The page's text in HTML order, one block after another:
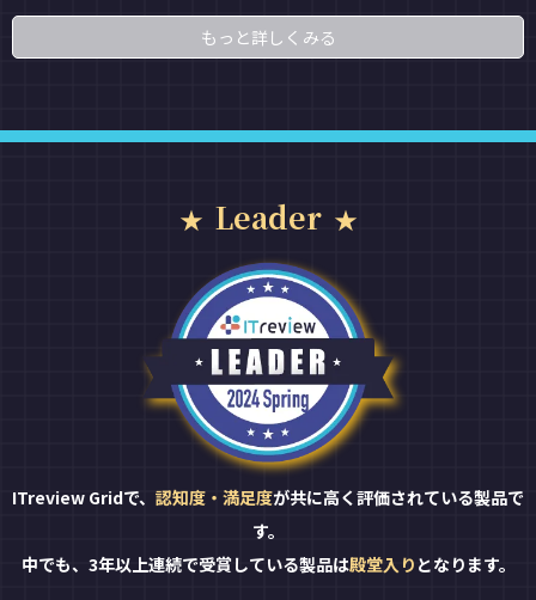
もっと詳しくみる
Leader
ITreview Gridで、 認知度・満足度が共に高く評価されている製品で
す。
中でも、3年以上連続で受賞している製品は殿堂入り となります。